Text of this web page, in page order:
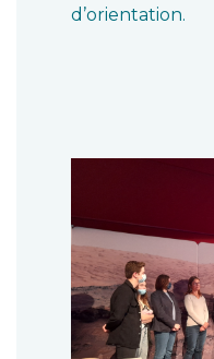
d’orientation.